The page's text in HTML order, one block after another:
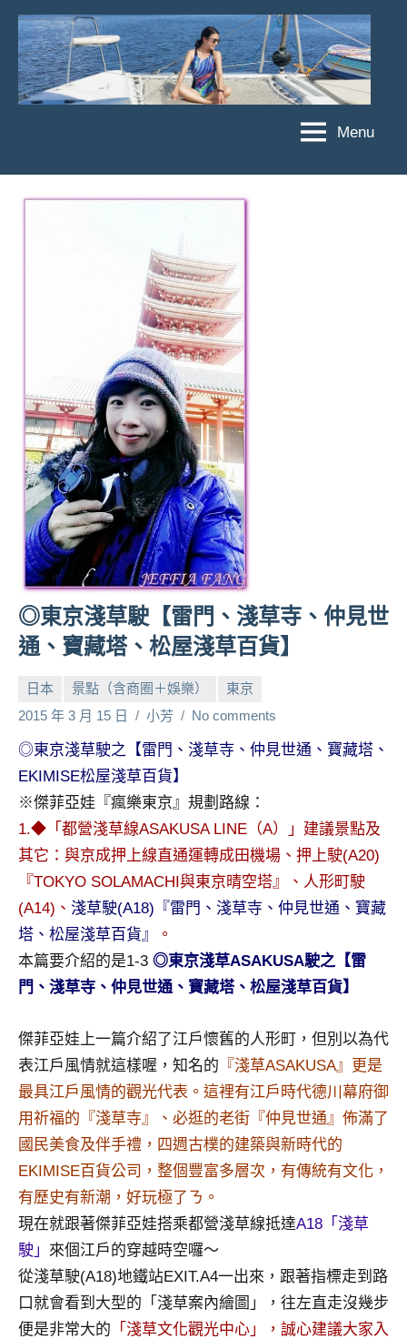
Skip
content
菲
亞
達
人
帶
路、
旅
遊
節
目
來
News
金
號
節
班
底、
外
目
主
持、
吳
哥
窟
泰
旅
遊
書
作
者、
各
發
表
及
活
動
主
持、
Menu
◎東京淺草駛【雷門、淺草寺、仲見世
通、寶藏塔、松屋淺草百貨】
日本 景點（含商圈＋娛樂）
東京
2015 年 3 月 15 日
小芳 No comments
◎東京淺草駛之【雷門、淺草寺、仲見世通、寶藏塔、
EKIMISE松屋淺草百貨】
※傑菲亞娃『瘋樂東京』規劃路線：
1.◆「都營淺草線ASAKUSA LINE（A）」建議景點及
其它：與京成押上線直通運轉成田機場、押上駛(A20)
『TOKYO SOLAMACHI與東京晴空塔』、人形町駛
(A14)、 淺草駛(A18)『雷門、淺草寺、仲見世通、寶藏
塔、松屋淺草百貨』
。
本篇要介紹的是1-3 ◎東京淺草ASAKUSA駛之【雷
門、淺草寺、仲見世通、寶藏塔、松屋淺草百貨】
傑菲亞娃上一篇介紹了江戶懷舊的人形町，但別以為代
表江戶風情就這樣喔，知名的 『淺草ASAKUSA』更是
最具江戶風情的觀光代表。這裡有江戶時代德川幕府御
用祈福的『淺草寺』、必逛的老街『仲見世通』佈滿了
國民美食及伴手禮，四週古樸的建築與新時代的
EKIMISE百貨公司，整個豐富多層次，有傳統有文化，
有歷史有新潮，好玩極了ㄋ。
現在就跟著傑菲亞娃搭乘都營淺草線抵達A18「淺草
駛」 來個江戶的穿越時空囉～
從淺草駛(A18)地鐵站EXIT.A4一出來，跟著指標走到路
口就會看到大型的「淺草案內繪圖」，往左直走沒幾步
便是非常大的 「淺草文化觀光中心」，誠心建議大家入